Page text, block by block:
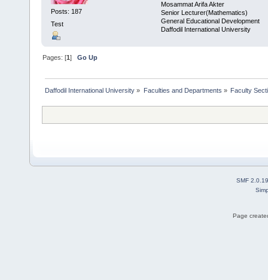
Posts: 187
Test
Mosammat Arifa Akter
Senior Lecturer(Mathematics)
General Educational Development
Daffodil International University
Pages: [1]Go Up
Daffodil International University » Faculties and Departments » Faculty
SMF 2.0.19
Page